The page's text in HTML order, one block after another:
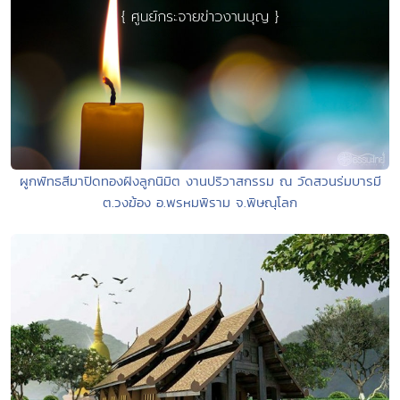
ผูกพัทธสีมาปิดทองฝังลูกนิมิต งานปริวาสกรรม ณ วัดสวนร่มบารมี
ต.วงฆ้อง อ.พรหมพิราม จ.พิษณุโลก